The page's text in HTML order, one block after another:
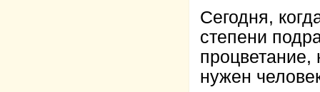
Сегодня,
степени
процветание,
нужен